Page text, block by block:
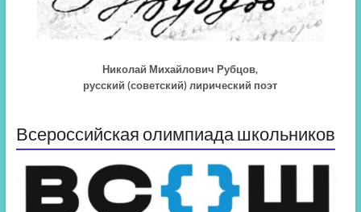
Николай Михайлович Рубцов,
русский (советский) лирический поэт
Всероссийская олимпиада школьников